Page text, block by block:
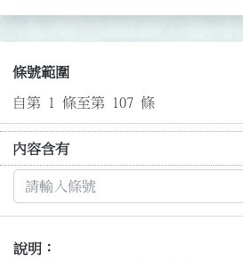
條號範圍
自第 1 條至第 107 條
內容含有
說明：